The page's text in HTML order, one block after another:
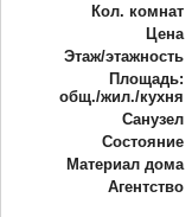
Кол. комнат
Цена
Этаж/этажность
Площадь:
общ./жил./кухня
Санузел
Состояние
Материал дома
Агентство